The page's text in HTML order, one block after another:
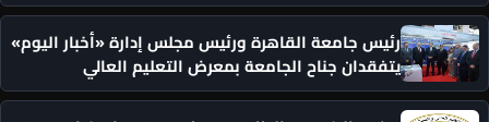
رئيس جامعة القاهرة ورئيس مجلس إدارة «أخبار اليوم»
يتفقدان جناح الجامعة بمعرض التعليم العالي